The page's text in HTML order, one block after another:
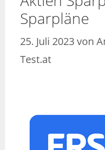
Sparpläne
25. Juli 2023von
Test.at